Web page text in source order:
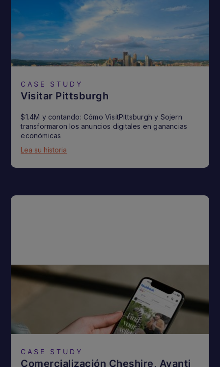
CASE STUDY
Visitar Pittsburgh
$1.4M y contando: Cómo VisitPittsburgh y Sojern
transformaron los anuncios digitales en ganancias
económicas
Lea su historia
CASE STUDY
Comercialización Cheshire, Avanti